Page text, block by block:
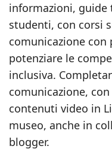
informazioni,
studenti, con corsi
comunicazione con
potenziare le
inclusiva.
comunicazione,
contenuti video in
museo, anche in
blogger.